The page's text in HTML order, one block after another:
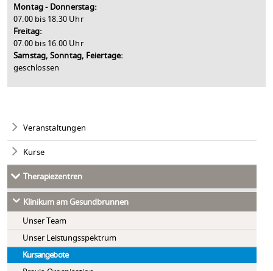
Montag - Donnerstag:
07.00 bis 18.30 Uhr
Freitag:
07.00 bis 16.00 Uhr
Samstag, Sonntag, Feiertage:
geschlossen
Veranstaltungen
Kurse
Therapiezentren
Klinikum am Gesundbrunnen
Unser Team
Unser Leistungsspektrum
Kursangebote